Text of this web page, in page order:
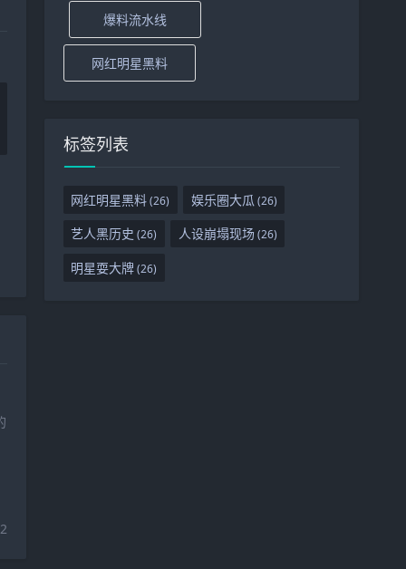
爆料流水线
网红明星黑料
标签列表
网红明星黑料(26) 娱乐圈大瓜 (26)
艺人黑历史 (26) 人设崩塌现场 (26)
明星耍大牌(26)